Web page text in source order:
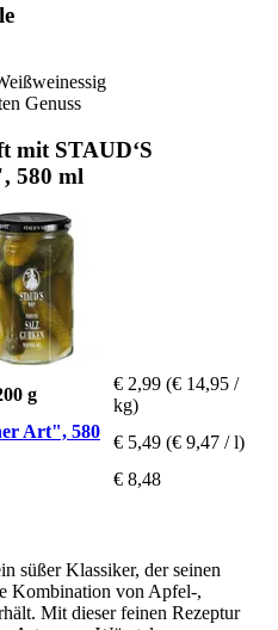
Genuss
mit STAUD‘S
580 ml
g
€ 2,99 (€ 14,95 /
kg)
Art", 580
€ 5,49 (€ 9,47 / l)
€ 8,48
süßer Klassiker, der seinen
Kombination von Apfel-,
Mit dieser feinen Rezeptur